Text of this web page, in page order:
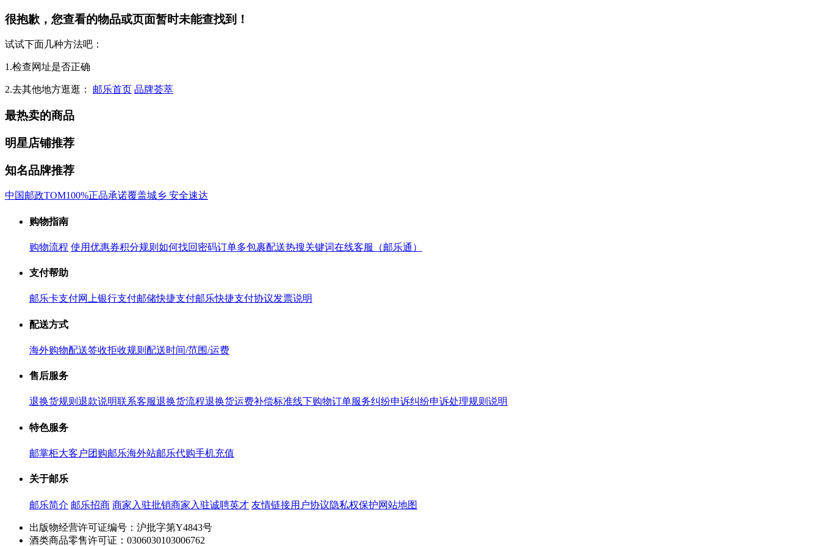
很抱歉，您查看的物品或页面暂时未能查找到！
试试下面几种方法吧：
1.检查网址是否正确
2.去其他地方逛逛： 邮乐首页 品牌荟萃
最热卖的商品
明星店铺推荐
知名品牌推荐
中国邮政TOM100%正品承诺覆盖城乡 安全速达
购物指南
购物流程 使用优惠券积分规则 如何找回密码订单多包裹配送热搜关键词在线客服（邮乐通）
支付帮助
邮乐卡支付网上银行支付邮储快捷支付邮乐快捷支付协议发票说明
配送方式
海外购物配送签收拒收规则 配送时间/范围/运费
售后服务
退换货规则 退款说明联系客服退换货流程退换货运费补偿标准线下购物订单服务纠纷申诉纠纷申诉处理规则说明
特色服务
邮掌柜大客户团购邮乐海外站邮乐代购手机充值
关于邮乐
邮乐简介 邮乐招商 商家入驻批销商家入驻诚聘英才 友情链接用户协议隐私权保护网站地图
出版物经营许可证编号：沪批字第Y4843号
酒类商品零售许可证：0306030103006762